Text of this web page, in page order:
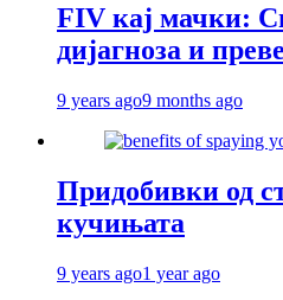
FIV кај мачки:
дијагноза и
9 years ago9 months ago
Придобивки од
кучињата
9 years ago1 year ago